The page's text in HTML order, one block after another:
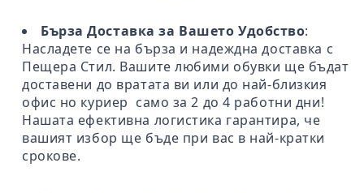
Бърза Доставка за Вашето Удобство:
Насладете се на бърза и надеждна доставка с
Пещера Стил. Вашите любими обувки ще бъдат
доставени до вратата ви или до най-близкия
офис но куриер само за 2 до 4 работни дни!
Нашата ефективна логистика гарантира, че
вашият избор ще бъде при вас в най-кратки
срокове.